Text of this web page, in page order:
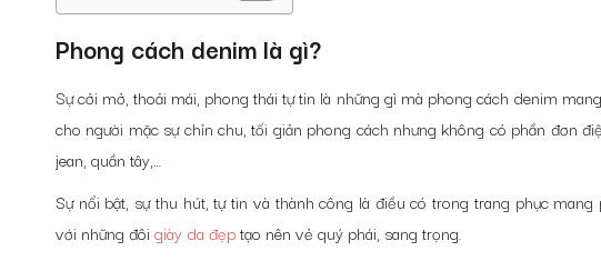
Phong cách denim là gì?
Sự cởi mở, thoải mái, phong thái tự tin là những gì mà phong cách denim
cho người mặc sự chỉn chu, tối giản phong cách nhưng không có phần đơn
jean, quần tây,…
Sự nổi bật, sự thu hút, tự tin và thành công là điều có trong trang phục
với những đôi giày da đẹptạo nên vẻ quý phái, sang trọng.